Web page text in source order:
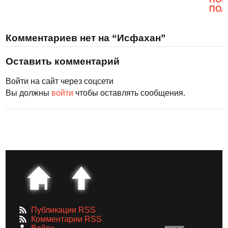
Комментариев нет на “Исфахан”
Оставить комментарий
Войти на сайт через соцсети
Вы должны войти чтобы оставлять сообщения.
Публикации RSS
Комментарии RSS